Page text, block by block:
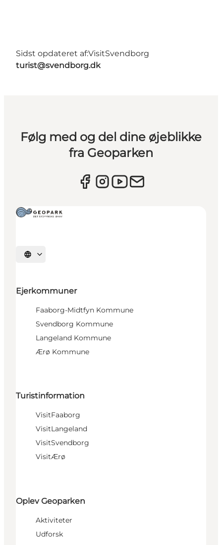
Sidst opdateret af:VisitSvendborg
turist@svendborg.dk
Følg med og del dine øjeblikke
fra Geoparken
Vælg sprog
Ejerkommuner
Faaborg-Midtfyn Kommune
Svendborg Kommune
Langeland Kommune
Ærø Kommune
Turistinformation
VisitFaaborg
VisitLangeland
VisitSvendborg
VisitÆrø
Oplev Geoparken
Aktiviteter
Udforsk